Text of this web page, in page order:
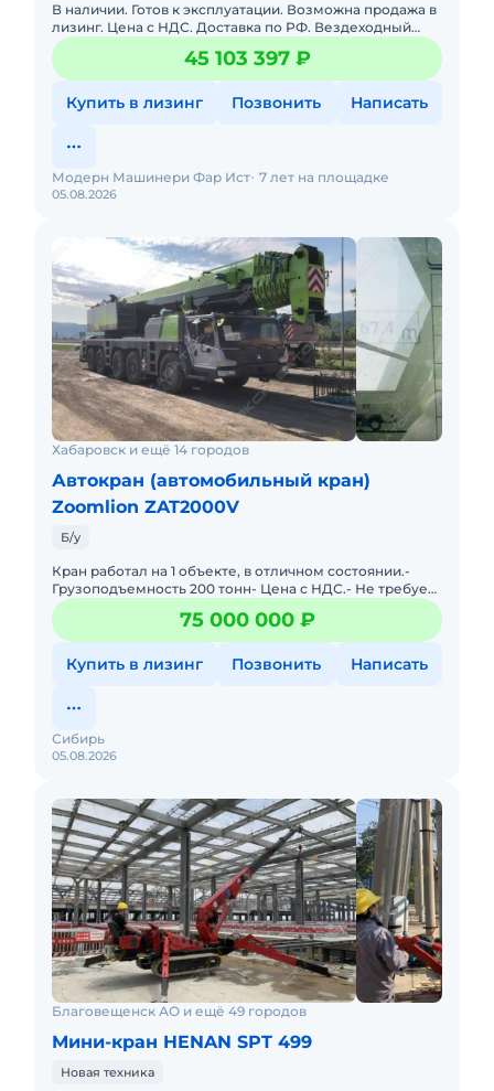
В наличии. Готов к эксплуатации. Возможна продажа в
лизинг. Цена с НДС. Доставка по РФ. Вездеходный
кран Terex RT-1045L с максимальной
грузоподъемностью 44 т45 103 397 ₽
Купить в лизинг Позвонить Написать
05.08.2026
Модерн Машинери Фар Ист 7 лет на площадке
Хабаровск и ещё 14 городов
Автокран (автомобильный кран)
Zoomlion ZAT2000V
Б/у
Кран работал на 1 объекте, в отличном состоянии.-
Грузоподъемность 200 тонн- Цена с НДС.- Не требует
вложений.- Готов к эксплуатации.- Двигатель без
нареканий.-
75 000 000 ₽
Купить в лизинг Позвонить Написать
05.08.2026
Сибирь
Благовещенск АО и ещё 49 городов
Мини-кран HENAN SPT 499
Новая техника